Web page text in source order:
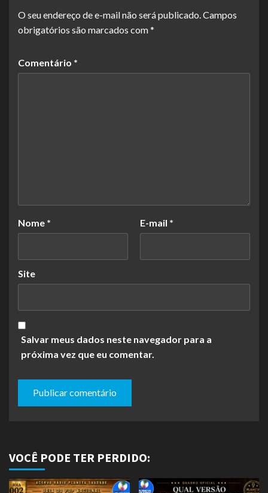
O seu endereço de e-mail não será publicado.Campos
obrigatórios são marcados com*
Comentário *
Nome * E-mail *
Site
Salvar meus dados neste navegador para a
próxima vez que eu comentar.
VOCÊ PODE TER PERDIDO: